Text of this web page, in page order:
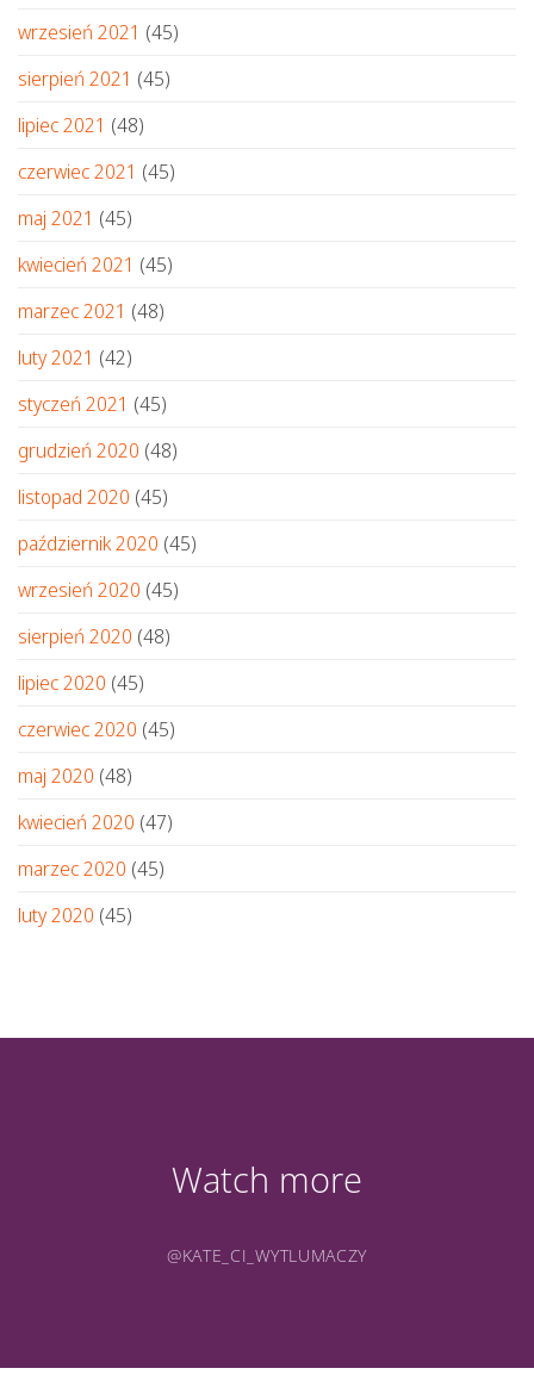
wrzesień 2021 (45)
sierpień 2021 (45)
lipiec 2021 (48)
czerwiec 2021 (45)
maj 2021 (45)
kwiecień 2021 (45)
marzec 2021 (48)
luty 2021 (42)
styczeń 2021 (45)
grudzień 2020 (48)
listopad 2020 (45)
październik 2020 (45)
wrzesień 2020 (45)
sierpień 2020 (48)
lipiec 2020 (45)
czerwiec 2020 (45)
maj 2020 (48)
kwiecień 2020 (47)
marzec 2020 (45)
luty 2020 (45)
Watch more
@KATE_CI_WYTLUMACZY